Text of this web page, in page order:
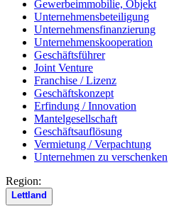
Gewerbeimmobilie, Objekt
Unternehmensbeteiligung
Unternehmensfinanzierung
Unternehmenskooperation
Geschäftsführer
Joint Venture
Franchise / Lizenz
Geschäftskonzept
Erfindung / Innovation
Mantelgesellschaft
Geschäftsauflösung
Vermietung / Verpachtung
Unternehmen zu verschenken
Region:
Lettland